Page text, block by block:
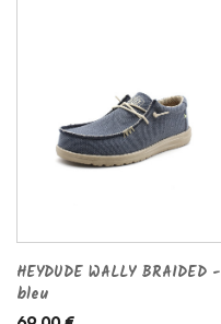
HEYDUDE WALLY BRAIDED -
bleu